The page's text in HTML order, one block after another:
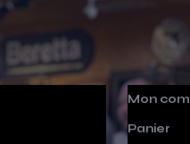
Mon
Panier